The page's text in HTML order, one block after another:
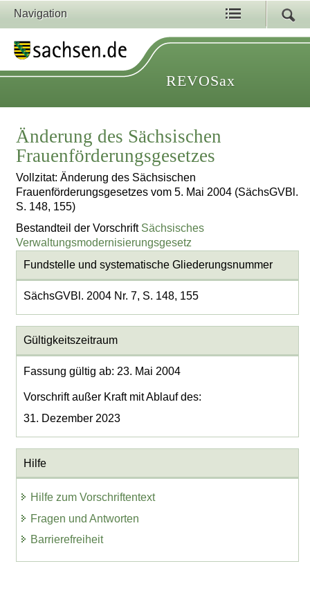
Navigation
REVOSax
Änderung des Sächsischen
Frauenförderungsgesetzes
Vollzitat: Änderung des Sächsischen
Frauenförderungsgesetzes vom 5. Mai 2004 (SächsGVBl.
S. 148, 155)
Bestandteil der Vorschrift Sächsisches
Verwaltungsmodernisierungsgesetz
Fundstelle und systematische Gliederungsnummer
SächsGVBl. 2004 Nr. 7, S. 148, 155
Gültigkeitszeitraum
Fassung gültig ab: 23. Mai 2004
Vorschrift außer Kraft mit Ablauf des:
31. Dezember 2023
Hilfe
Hilfe zum Vorschriftentext
Fragen und Antworten
Barrierefreiheit